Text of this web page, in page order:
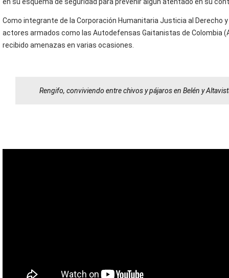
Como integrante de la Corporación Humanitaria Justicia al
actores armados como las Autodefensas Gaitanistas de Colombia
recibido amenazas en varias ocasiones.
Rengifo, conviviendo entre chivos y pájaros en Belén y